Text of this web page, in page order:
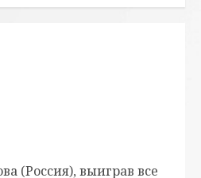
(Россия), выиграв все